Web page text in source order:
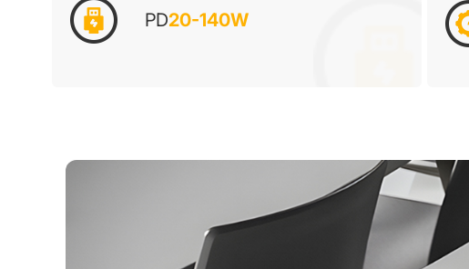
PD20-140W